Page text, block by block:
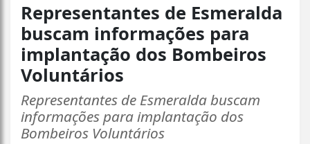
Representantes de Esmeralda
buscam informações para
implantação dos Bombeiros
Voluntários
Representantes de Esmeralda buscam
informações para implantação dos
Bombeiros Voluntários